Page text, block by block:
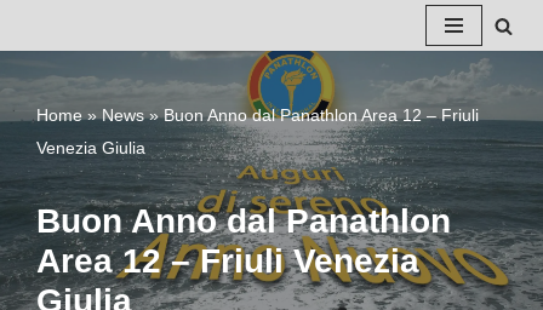
Home»News»Buon Anno dal Panathlon Area 12 – Friuli
Venezia Giulia
Buon Anno dal Panathlon
Area 12 – Friuli Venezia
Giulia